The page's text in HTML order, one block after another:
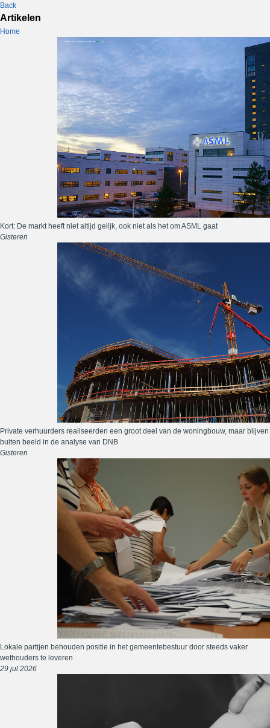
Back
Artikelen
Home
Kort: De markt heeft niet altijd gelijk, ook niet als het om ASML gaat
Gisteren
Private verhuurders realiseerden een groot deel van de woningbouw, maar blijven
buiten beeld in de analyse van DNB
Gisteren
Lokale partijen behouden positie in het gemeentebestuur door steeds vaker
wethouders te leveren
29 jul 2026